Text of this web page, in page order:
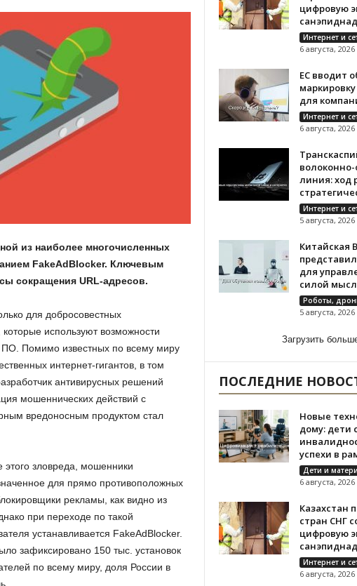
из наиболее многочисленных
FakeAdBlocker. Ключевым
сокращения URL-адресов.
для добросовестных
используют возможности
Помимо известных по всему миру
интернет-гигантов, в том
антивирусных решений
мошеннических действий с
вредоносным продуктом стал
этого зловреда, мошенники
для прямо противоположных
рекламы, как видно из
при переходе по такой
устанавливается FakeAdBlocker.
зафиксировано 150 тыс. установок
по всему миру, доля России в
цифровую
Интернет и
6 августа, 2026
ЕС вводит
для
Интернет и
6 августа, 2026
линия: ход
Интернет и
5 августа, 2026
Китайская
для
силой
Роботы,
5 августа, 2026
Загрузить
ПОСЛЕДНИЕ
Новые
дому: дети с
успехи в
Дети и
6 августа, 2026
Казахстан
стран СНГ
цифровую
Интернет и
6 августа, 2026